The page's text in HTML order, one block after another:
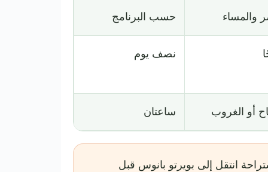
والمساء حسب البرنامج
نصف يوم
أو الغروب ساعتان
انتقل إلى بويرتو بانوس قبل